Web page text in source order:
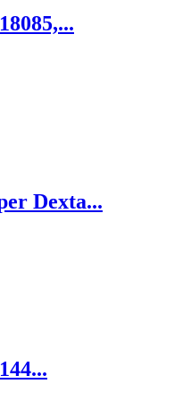
Dexta...